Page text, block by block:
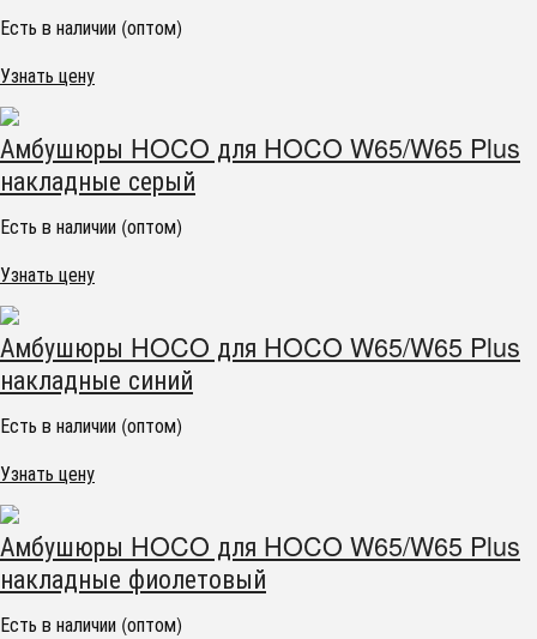
Есть в наличии (оптом)
Узнать цену
Амбушюры HOCO для HOCO W65/W65 Plus
накладные серый
Есть в наличии (оптом)
Узнать цену
Амбушюры HOCO для HOCO W65/W65 Plus
накладные синий
Есть в наличии (оптом)
Узнать цену
Амбушюры HOCO для HOCO W65/W65 Plus
накладные фиолетовый
Есть в наличии (оптом)